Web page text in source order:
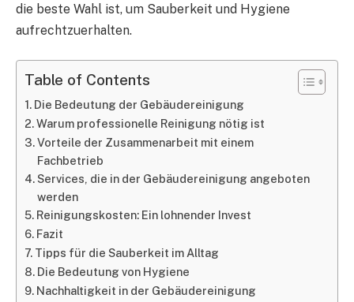
die beste Wahl ist, um Sauberkeit und Hygiene
aufrechtzuerhalten.
Table of Contents
Die Bedeutung der Gebäudereinigung
Warum professionelle Reinigung nötig ist
Vorteile der Zusammenarbeit mit einem
Fachbetrieb
Services, die in der Gebäudereinigung angeboten
werden
Reinigungskosten: Ein lohnender Invest
Fazit
Tipps für die Sauberkeit im Alltag
Die Bedeutung von Hygiene
Nachhaltigkeit in der Gebäudereinigung